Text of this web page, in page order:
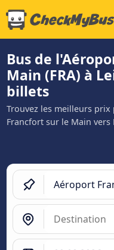
Bus de
Main (FRA) à
billets
Trouvez les meilleurs
Francfort sur le Main